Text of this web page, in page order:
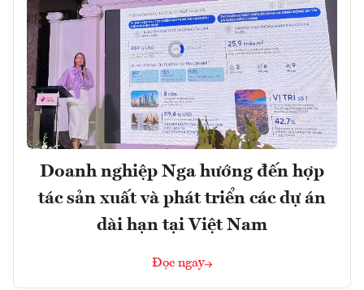
Doanh nghiệp Nga hướng đến hợp
tác sản xuất và phát triển các dự án
dài hạn tại Việt Nam
Đọc ngay